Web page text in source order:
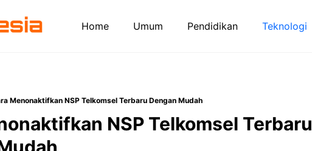
Home Umum Pendidikan Teknologi
Menonaktifkan NSP Telkomsel Terbaru Dengan Mudah
NSP Telkomsel Terbaru